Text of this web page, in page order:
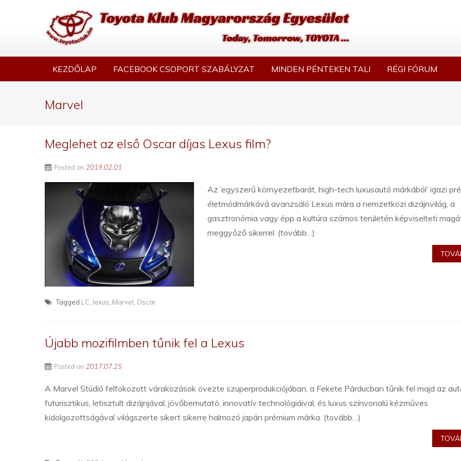
KEZDŐLAP FACEBOOK CSOPORT SZABÁLYZAT MINDEN PÉNTEKEN TALI RÉGI FÓRUM
Marvel
Meglehet az első Oscar díjas Lexus film?
Posted on 2019.02.01
Az ’egyszerű környezetbarát, high-tech luxusautó márkából’ igazi
életmódmárkává avanzsáló Lexus mára a nemzetközi dizájnvilág, a
gasztronómia vagy épp a kultúra számos területén képviselteti
meggyőző sikerrel. (tovább…)
Tagged LC, lexus, Marvel, Oscar
Újabb mozifilmben tűnik fel a Lexus
Posted on 2017.07.25
A Marvel Stúdió felfokozott várakozások övezte szuperprodukciójában, a Fekete Párducban tűnik fel majd az
futurisztikus, letisztult dizájnjával, jövőbemutató, innovatív technológiáival, és luxus színvonalú kézműves
kidolgozottságával világszerte sikert sikerre halmozó japán prémium márka. (tovább…)